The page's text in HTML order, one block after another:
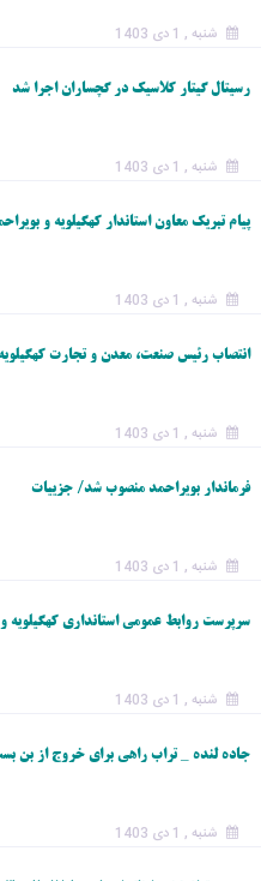
شنبه , 1 دی 1403
رسیتال گیتار کلاسیک در گچساران اجرا شد
شنبه , 1 دی 1403
پیام تبریک معاون استاندار کهگیلویه و
شنبه , 1 دی 1403
انتصاب رئیس صنعت، معدن و تجارت
شنبه , 1 دی 1403
فرماندار بویراحمد منصوب شد/ جزییات
شنبه , 1 دی 1403
سرپرست روابط عمومی استانداری
شنبه , 1 دی 1403
جاده لنده _ تراب راهی برای خروج از بن
شنبه , 1 دی 1403